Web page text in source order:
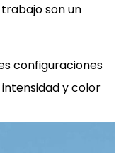
son un
configuraciones
y color